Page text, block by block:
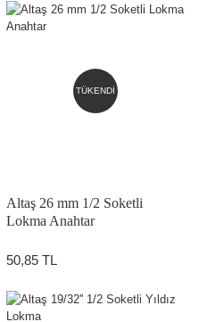
TÜKENDİ
Altaş 26 mm 1/2 Soketli
Lokma Anahtar
50,85 TL